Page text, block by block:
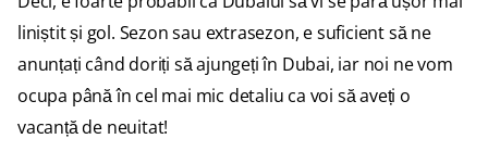
liniștit și gol. Sezon sau extrasezon, e suficient să ne
anunțați când doriți să ajungeți în Dubai, iar noi ne vom
ocupa până în cel mai mic detaliu ca voi să aveți o
vacanță de neuitat!